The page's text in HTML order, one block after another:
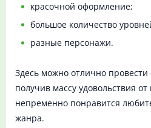
красочной оформление;
большое количество
разные персонажи.
Здесь можно отлично провести
получив массу удовольствия
непременно понравится
жанра.